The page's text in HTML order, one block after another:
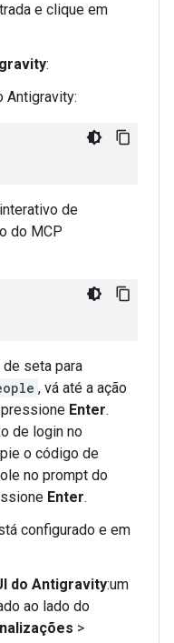
e clique em
:
Antigravity:
de
do MCP
seta para
, vá até a ação
Enter.
de login no
o código de
no prompt do
Enter.
configurado e em
do Antigravity:um
ao lado do
>